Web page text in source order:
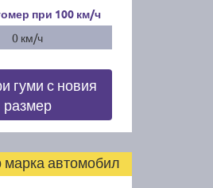
при 100 км/ч
0 км/ч
гуми с новия
размер
марка автомобил